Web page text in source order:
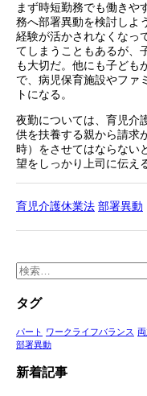
まず時短勤務でも働きや
務へ部署異動を検討しよ
経験が活かされなくなっ
てしまうこともあるが、
も大切だ。他にも子ども
で、病児保育施設やファ
トになる。
夜勤については、育児介
供を扶養する親から請求
時）をさせてはならない
望をしっかり上司に伝え
育児介護休業法 部署異動
検
索:
タグ
パート ワークライフバランス
部署異動
新着記事